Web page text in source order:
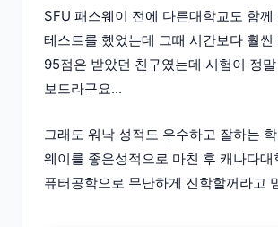
SFU 패스웨이 전에 다른대학교도 함
테스트를 했었는데 그때 시간보다 훨씬
95점은 받았던 친구였는데 시험이 정
보드라구요...
그래도 워낙 성적도 우수하고 잘하는
웨이를 좋은성적으로 마친 후 캐나다대
퓨터공학으로 무난하게 진학할꺼라고